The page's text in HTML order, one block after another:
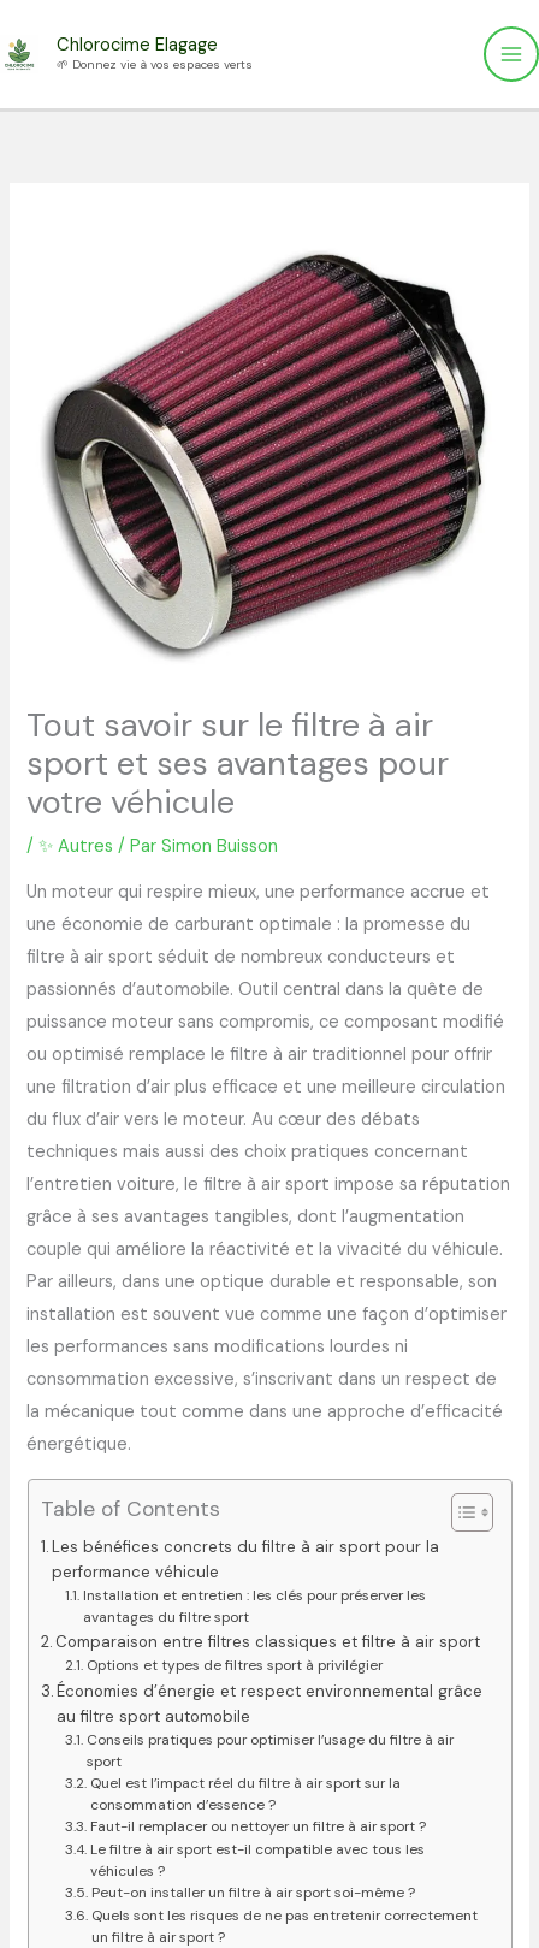
au
Chlorocime Elagage
🌱 Donnez vie à vos espaces verts
Tout savoir sur le filtre à air
sport et ses avantages pour
votre véhicule
/✨ Autres / ParSimon Buisson
Un moteur qui respire mieux, une performance accrue et
une économie de carburant optimale : la promesse du
filtre à air sport séduit de nombreux conducteurs et
passionnés d’automobile. Outil central dans la quête de
puissance moteur sans compromis, ce composant modifié
ou optimisé remplace le filtre à air traditionnel pour offrir
une filtration d’air plus efficace et une meilleure circulation
du flux d’air vers le moteur. Au cœur des débats
techniques mais aussi des choix pratiques concernant
l’entretien voiture, le filtre à air sport impose sa réputation
grâce à ses avantages tangibles, dont l’augmentation
couple qui améliore la réactivité et la vivacité du véhicule.
Par ailleurs, dans une optique durable et responsable, son
installation est souvent vue comme une façon d’optimiser
les performances sans modifications lourdes ni
consommation excessive, s’inscrivant dans un respect de
la mécanique tout comme dans une approche d’efficacité
énergétique.
Table of Contents
Les bénéfices concrets du filtre à air sport pour la
performance véhicule
Installation et entretien : les clés pour préserver les
avantages du filtre sport
Comparaison entre filtres classiques et filtre à air sport
Options et types de filtres sport à privilégier
Économies d’énergie et respect environnemental grâce
au filtre sport automobile
Conseils pratiques pour optimiser l’usage du filtre à air
sport
Quel est l’impact réel du filtre à air sport sur la
consommation d’essence ?
Faut-il remplacer ou nettoyer un filtre à air sport ?
Le filtre à air sport est-il compatible avec tous les
véhicules ?
Peut-on installer un filtre à air sport soi-même ?
Quels sont les risques de ne pas entretenir correctement
un filtre à air sport ?